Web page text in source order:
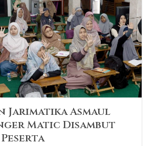
Jarimatika Asmaul
Matic Disambut